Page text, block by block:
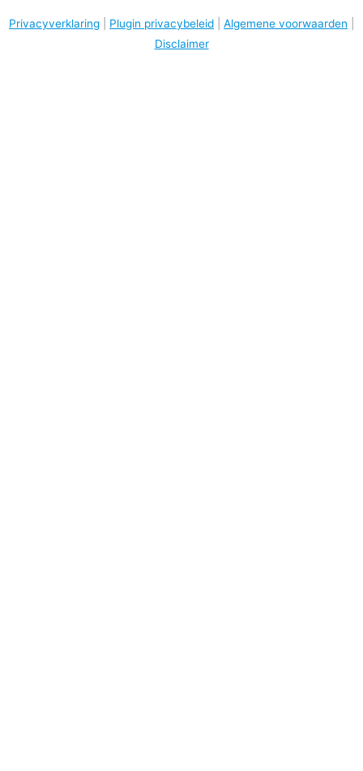
Privacyverklaring Plugin privacybeleid Algemene voorwaarden
Disclaimer